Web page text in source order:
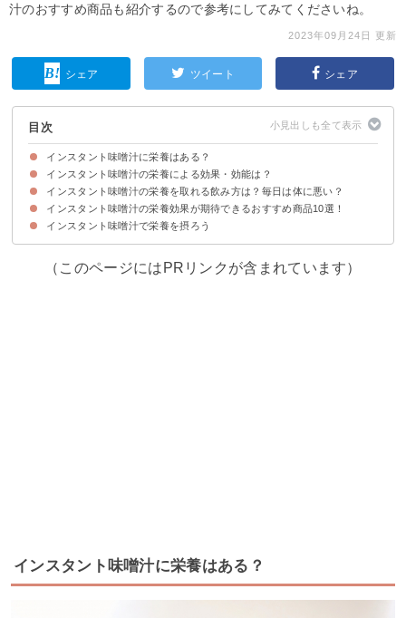
汁のおすすめ商品も紹介するので参考にしてみてくださいね。
2023年09月24日 更新
シェア ツイート シェア
目次
インスタント味噌汁に栄養はある？
インスタントの味噌汁にも栄養はある
インスタント味噌汁の栄養による効果・効能は？
①タンパク質
②大豆イソフラボン
③大豆レシチン
④大豆サポニン
⑤大豆ペプチド
⑥メラノイジン
⑦食物繊維
⑧ビタミンB12
⑨リノール酸
⑩カルシウム
インスタント味噌汁の栄養を取れる飲み方は？毎日は体に悪い？
①粉末・フリーズドライタイプを選ぶ
②減塩タイプ・無添加のものを選ぶ
③野菜を追加する
④ただし飲み過ぎは体に悪いので注意する
インスタント味噌汁の栄養効果が期待できるおすすめ商品10選！
①タニタ食堂監修の減塩味噌汁 48食入り（2201円）
②マルコメ 料亭の味 味噌汁 減塩 12食×6個（2055円）
③具たっぷり味噌汁（150円）
④55％減塩の健康お味噌汁 6食（432円）
⑤元気プラス 鉄分入りお味噌汁 減塩20食（537円）
⑥しじみ1000個分のオルニチン(1180円)
⑦舞茸と油揚げのお味噌汁 80食分(22000円)
⑧インスタント味噌汁4個セット（6000円）
⑨具沢山豚汁(494円)
⑩しあわせいっぱい味噌汁10食セット(1389円)
インスタント味噌汁で栄養を摂ろう
（このページにはPRリンクが含まれています）
インスタント味噌汁に栄養はある？